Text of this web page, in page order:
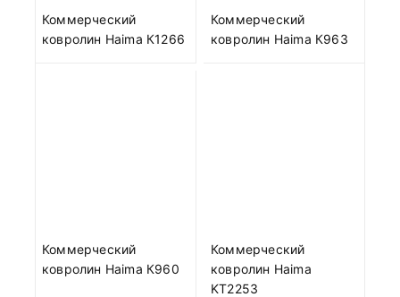
Коммерческий
ковролин Haima К1266
Коммерческий
ковролин Haima К963
Коммерческий
ковролин Haima К960
Коммерческий
ковролин Haima
KT2253